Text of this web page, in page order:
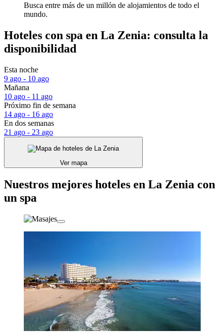
Busca entre más de un millón de alojamientos de todo el
mundo.
Hoteles con spa en La Zenia: consulta la
disponibilidad
Esta noche
9 ago - 10 ago
Mañana
10 ago - 11 ago
Próximo fin de semana
14 ago - 16 ago
En dos semanas
21 ago - 23 ago
Ver mapa
Nuestros mejores hoteles en La Zenia con
un spa